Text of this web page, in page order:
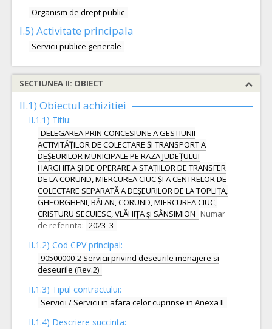
Organism de drept public
I.5) Activitate principala
Servicii publice generale
SECTIUNEA II: OBIECT
II.1) Obiectul achizitiei
II.1.1) Titlu:
DELEGAREA PRIN CONCESIUNE A GESTIUNII
ACTIVITĂȚILOR DE COLECTARE ȘI TRANSPORT A
DEȘEURILOR MUNICIPALE PE RAZA JUDEȚULUI
HARGHITA ȘI DE OPERARE A STAȚIILOR DE TRANSFER
DE LA CORUND, MIERCUREA CIUC ȘI A CENTRELOR DE
COLECTARE SEPARATĂ A DEȘEURILOR DE LA TOPLIȚA,
GHEORGHENI, BĂLAN, CORUND, MIERCUREA CIUC,
CRISTURU SECUIESC, VLĂHIȚA și SÂNSIMION Numar
de referinta: 2023_3
II.1.2) Cod CPV principal:
90500000-2 Servicii privind deseurile menajere si
deseurile (Rev.2)
II.1.3) Tipul contractului:
Servicii / Servicii in afara celor cuprinse in Anexa II
II.1.4) Descriere succinta: